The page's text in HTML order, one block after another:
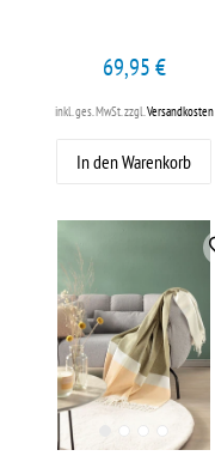
69,95 €
inkl. ges. MwSt.zzgl.Versandkosten
In den Warenkorb